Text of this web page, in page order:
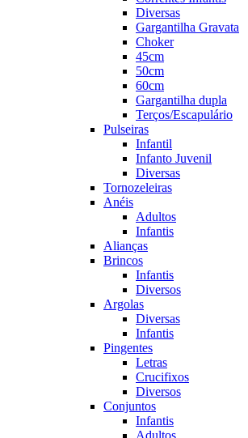
Diversas
Gargantilha Gravata
Choker
45cm
50cm
60cm
Gargantilha dupla
Terços/Escapulário
Pulseiras
Infantil
Infanto Juvenil
Diversas
Tornozeleiras
Anéis
Adultos
Infantis
Alianças
Brincos
Infantis
Diversos
Argolas
Diversas
Infantis
Pingentes
Letras
Crucifixos
Diversos
Conjuntos
Infantis
Adultos